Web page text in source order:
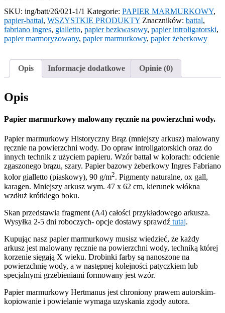
SKU: ing/batt/26/021-1/1 Kategorie: PAPIER MARMURKOWY,
papier-battal, WSZYSTKIE PRODUKTY Znaczników: battal,
fabriano ingres, gialletto, papier bezkwasowy, papier introligatorski,
papier marmoryzowany, papier marmurkowy, papier żeberkowy
Opis Informacje dodatkowe Opinie (0)
Opis
Papier marmurkowy malowany ręcznie na powierzchni wody.
Papier marmurkowy Historyczny Brąz (mniejszy arkusz) malowany
ręcznie na powierzchni wody. Do opraw introligatorskich oraz do
innych technik z użyciem papieru. Wzór battal w kolorach: odcienie
zgaszonego brązu, szary. Papier bazowy żeberkowy Ingres Fabriano
kolor gialletto (piaskowy), 90 g/m2. Pigmenty naturalne, ox gall,
karagen. Mniejszy arkusz wym. 47 x 62 cm, kierunek włókna
wzdłuż krótkiego boku.
Skan przedstawia fragment (A4) całości przykładowego arkusza.
Wysyłka 2-5 dni roboczych- opcje dostawy sprawdź tutaj.
Kupując nasz papier marmurkowy musisz wiedzieć, że każdy
arkusz jest malowany ręcznie na powierzchni wody, techniką której
korzenie sięgają X wieku. Drobinki farby są nanoszone na
powierzchnię wody, a w następnej kolejności patyczkiem lub
specjalnymi grzebieniami formowany jest wzór.
Papier marmurkowy Hertmanus jest chroniony prawem autorskim-
kopiowanie i powielanie wymaga uzyskania zgody autora.